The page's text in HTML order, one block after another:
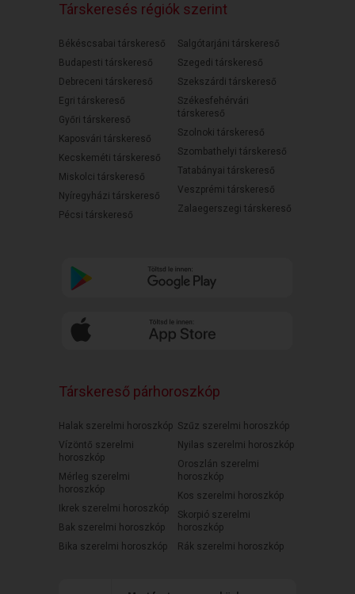
Társkeresés régiók szerint
Békéscsabai társkereső
Budapesti társkereső
Debreceni társkereső
Egri társkereső
Győri társkereső
Kaposvári társkereső
Kecskeméti társkereső
Miskolci társkereső
Nyíregyházi társkereső
Pécsi társkereső
Salgótarjáni társkereső
Szegedi társkereső
Szekszárdi társkereső
Székesfehérvári
társkereső
Szolnoki társkereső
Szombathelyi társkereső
Tatabányai társkereső
Veszprémi társkereső
Zalaegerszegi társkereső
Társkereső párhoroszkóp
Halak szerelmi horoszkóp
Vízöntő szerelmi
horoszkóp
Mérleg szerelmi
horoszkóp
Ikrek szerelmi horoszkóp
Bak szerelmi horoszkóp
Bika szerelmi horoszkóp
Szűz szerelmi horoszkóp
Nyilas szerelmi horoszkóp
Oroszlán szerelmi
horoszkóp
Kos szerelmi horoszkóp
Skorpió szerelmi
horoszkóp
Rák szerelmi horoszkóp